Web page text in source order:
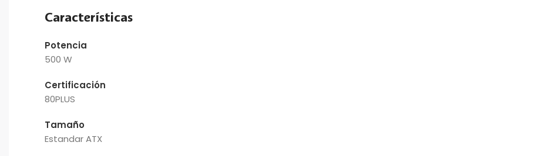
Características
Potencia
500 W
Certificación
80PLUS
Tamaño
Estandar ATX